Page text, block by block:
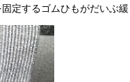
定するゴムひもがだいぶ緩